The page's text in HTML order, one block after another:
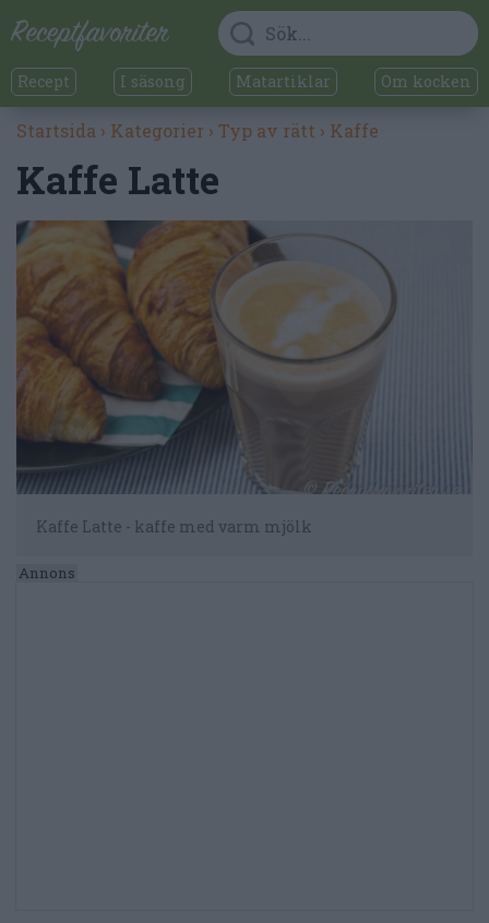
Recept I säsong Matartiklar Om kocken
Startsida › Kategorier › Typ av rätt › Kaffe
Kaffe Latte
Kaffe Latte - kaffe med varm mjölk